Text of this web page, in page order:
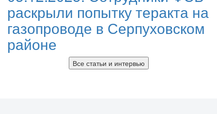
раскрыли попытку теракта на
газопроводе в Серпуховском
районе
Все статьи и интервью